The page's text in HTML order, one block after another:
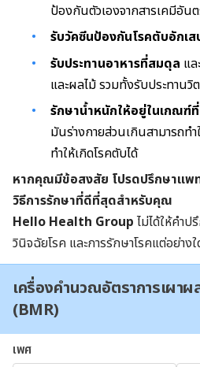
ป้องกันตัวเองจากสารเคมีอัน
รับวัคซีนป้องกันโรคตับอักเ
รับประทานอาหารที่สมดุล แ
และผลไม้ รวมทั้งรับประทาน
รักษาน้ำหนักให้อยู่ในเกณฑ์
มันร่างกายส่วนเกินสามารถท
ทำให้เกิดโรคตับได้
หากคุณมีข้อสงสัย โปรดปรึกษาแพ
วิธีการรักษาที่ดีที่สุดสำหรับคุณ
Hello Health Group ไม่ได้ให้คำป
วินิจฉัยโรค และการรักษาโรคแต่อย่าง
เครื่องคำนวณอัตราการเผา
(BMR)
เพศ